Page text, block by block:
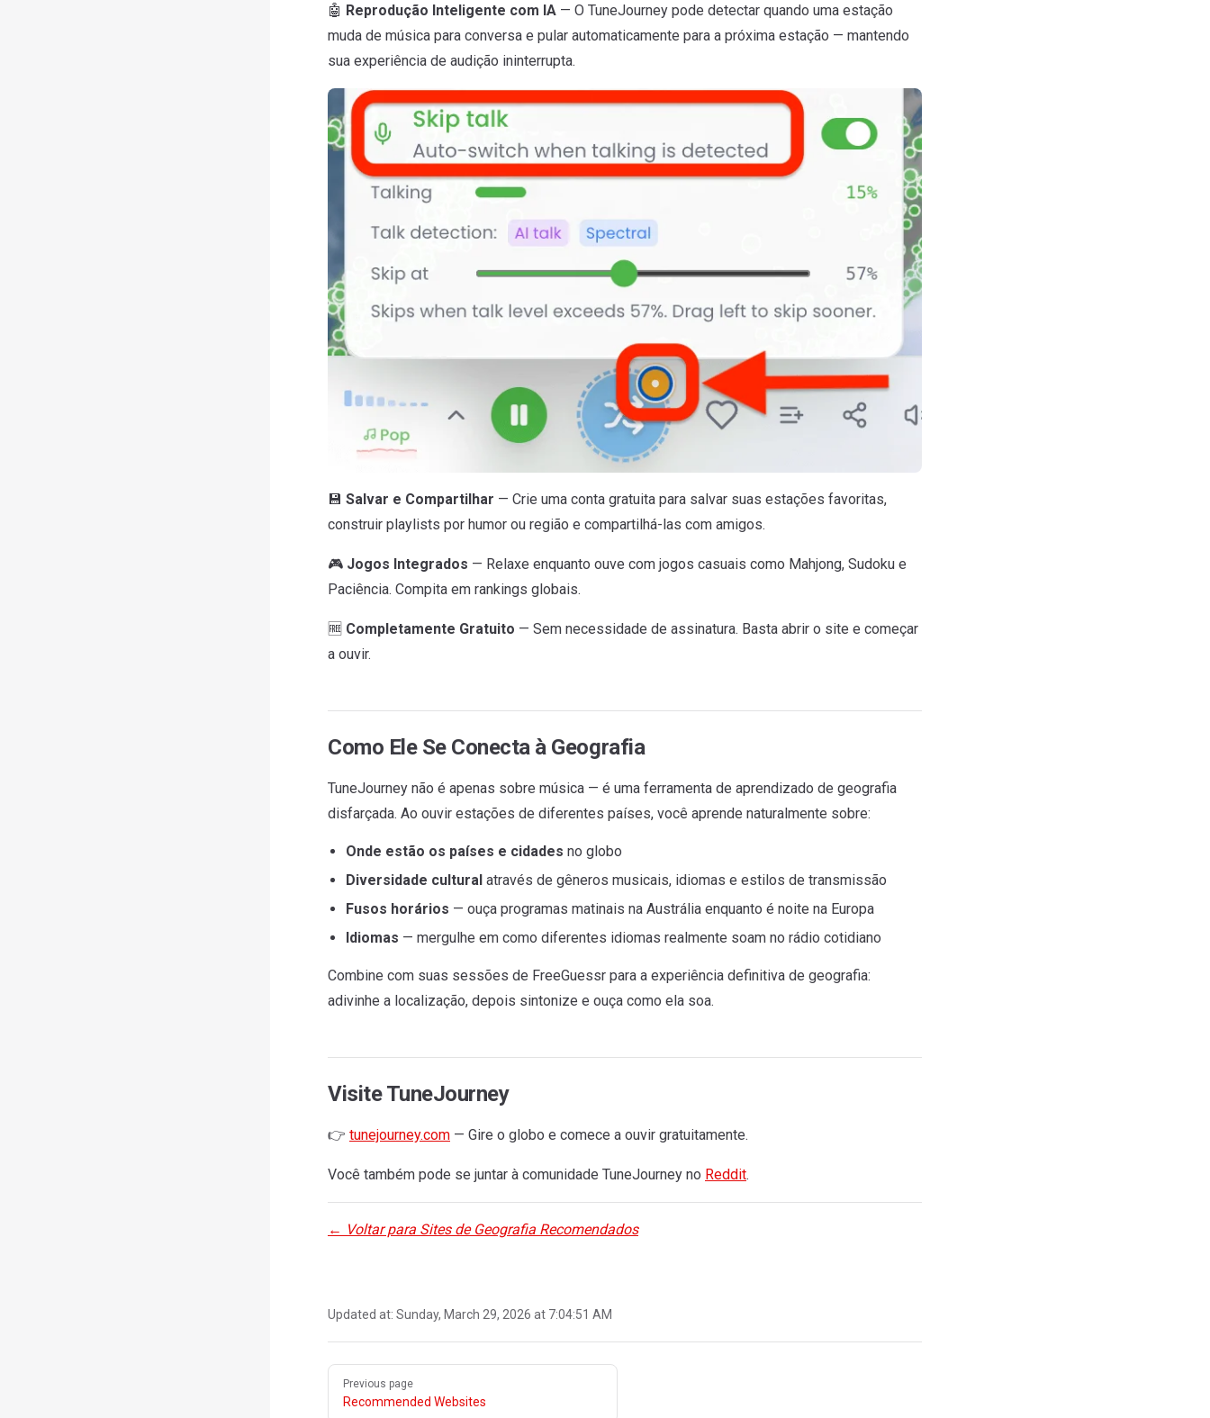
🤖 Reprodução Inteligente com IA — O TuneJourney pode detectar quando uma estação
muda de música para conversa e pular automaticamente para a próxima estação — mantendo
sua experiência de audição ininterrupta.
💾 Salvar e Compartilhar — Crie uma conta gratuita para salvar suas estações favoritas,
construir playlists por humor ou região e compartilhá-las com amigos.
🎮 Jogos Integrados — Relaxe enquanto ouve com jogos casuais como Mahjong, Sudoku e
Paciência. Compita em rankings globais.
🆓 Completamente Gratuito — Sem necessidade de assinatura. Basta abrir o site e começar
a ouvir.
Como Ele Se Conecta à Geografia
TuneJourney não é apenas sobre música — é uma ferramenta de aprendizado de geografia
disfarçada. Ao ouvir estações de diferentes países, você aprende naturalmente sobre:
Onde estão os países e cidades no globo
Diversidade cultural através de gêneros musicais, idiomas e estilos de transmissão
Fusos horários — ouça programas matinais na Austrália enquanto é noite na Europa
Idiomas — mergulhe em como diferentes idiomas realmente soam no rádio cotidiano
Combine com suas sessões de FreeGuessr para a experiência definitiva de geografia:
adivinhe a localização, depois sintonize e ouça como ela soa.
Visite TuneJourney
👉 tunejourney.com — Gire o globo e comece a ouvir gratuitamente.
Você também pode se juntar à comunidade TuneJourney no Reddit.
← Voltar para Sites de Geografia Recomendados
Updated at: Sunday, March 29, 2026 at 7:04:51 AM
Pager
Previous page
Recommended Websites